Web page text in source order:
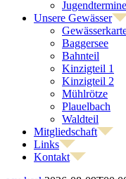
Jugendtermine
Unsere Gewässer
Baggersee
Bahnteil
Kinzigteil 1
Kinzigteil 2
Mühlrötze
Plauelbach
Waldteil
Mitgliedschaft
Links
Kontakt